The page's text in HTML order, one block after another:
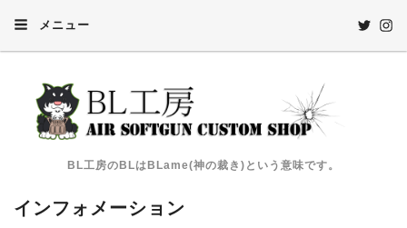
メニュー
BL工房のBLはBLame(神の裁き)という意味です。
インフォメーション